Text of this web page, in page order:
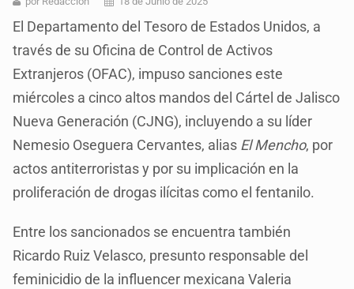
El Departamento del Tesoro de Estados Unidos, a
través de su Oficina de Control de Activos
Extranjeros (OFAC), impuso sanciones este
miércoles a cinco altos mandos del Cártel de Jalisco
Nueva Generación (CJNG), incluyendo a su líder
Nemesio Oseguera Cervantes, alias El Mencho, por
actos antiterroristas y por su implicación en la
proliferación de drogas ilícitas como el fentanilo.
Entre los sancionados se encuentra también
Ricardo Ruiz Velasco, presunto responsable del
feminicidio de la influencer mexicana Valeria